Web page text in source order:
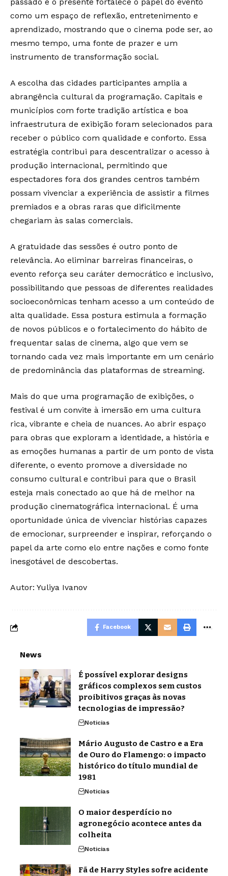
como um espaço de reflexão, entretenimento e
aprendizado, mostrando que o cinema pode ser, ao
mesmo tempo, uma fonte de prazer e um
instrumento de transformação social.
A escolha das cidades participantes amplia a
abrangência cultural da programação. Capitais e
municípios com forte tradição artística e boa
infraestrutura de exibição foram selecionados para
receber o público com qualidade e conforto. Essa
estratégia contribui para descentralizar o acesso à
produção internacional, permitindo que
espectadores fora dos grandes centros também
possam vivenciar a experiência de assistir a filmes
premiados e a obras raras que dificilmente
chegariam às salas comerciais.
A gratuidade das sessões é outro ponto de
relevância. Ao eliminar barreiras financeiras, o
evento reforça seu caráter democrático e inclusivo,
possibilitando que pessoas de diferentes realidades
socioeconômicas tenham acesso a um conteúdo de
alta qualidade. Essa postura estimula a formação
de novos públicos e o fortalecimento do hábito de
frequentar salas de cinema, algo que vem se
tornando cada vez mais importante em um cenário
de predominância das plataformas de streaming.
Mais do que uma programação de exibições, o
festival é um convite à imersão em uma cultura
rica, vibrante e cheia de nuances. Ao abrir espaço
para obras que exploram a identidade, a história e
as emoções humanas a partir de um ponto de vista
diferente, o evento promove a diversidade no
consumo cultural e contribui para que o Brasil
esteja mais conectado ao que há de melhor na
produção cinematográfica internacional. É uma
oportunidade única de vivenciar histórias capazes
de emocionar, surpreender e inspirar, reforçando o
papel da arte como elo entre nações e como fonte
inesgotável de descobertas.
Autor: Yuliya Ivanov
Facebook
News
É possível explorar designs
gráficos complexos sem custos
proibitivos graças às novas
tecnologias de impressão?
Noticias
Mário Augusto de Castro e a Era
de Ouro do Flamengo: o impacto
histórico do título mundial de
1981
Noticias
O maior desperdício no
agronegócio acontece antes da
colheita
Noticias
Fã de Harry Styles sofre acidente